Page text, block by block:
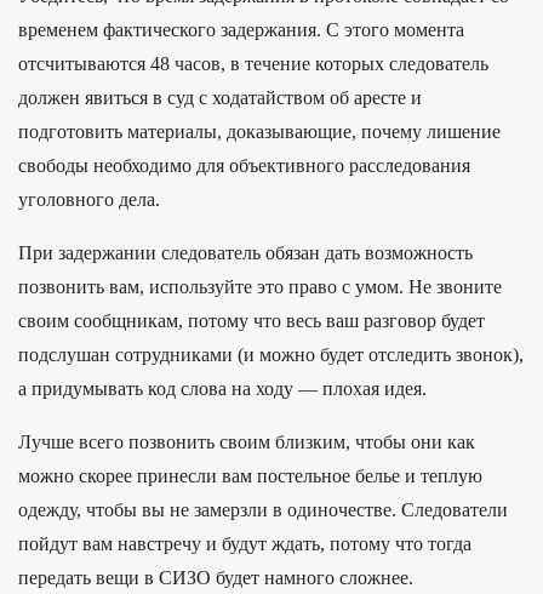
временем фактического задержания. С этого момента
отсчитываются 48 часов, в течение которых следователь
должен явиться в суд с ходатайством об аресте и
подготовить материалы, доказывающие, почему лишение
свободы необходимо для объективного расследования
уголовного дела.
При задержании следователь обязан дать возможность
позвонить вам, используйте это право с умом. Не звоните
своим сообщникам, потому что весь ваш разговор будет
подслушан сотрудниками (и можно будет отследить звонок),
а придумывать код слова на ходу — плохая идея.
Лучше всего позвонить своим близким, чтобы они как
можно скорее принесли вам постельное белье и теплую
одежду, чтобы вы не замерзли в одиночестве. Следователи
пойдут вам навстречу и будут ждать, потому что тогда
передать вещи в СИЗО будет намного сложнее.